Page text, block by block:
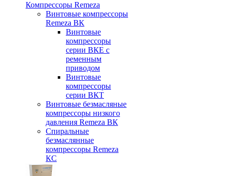
Компрессоры Remeza
Винтовые компрессоры
Remeza ВК
Винтовые
компрессоры
серии ВКЕ с
ременным
приводом
Винтовые
компрессоры
серии ВКТ
Винтовые безмасляные
компрессоры низкого
давления Remeza ВК
Спиральные
безмаслянные
компрессоры Remeza
КС